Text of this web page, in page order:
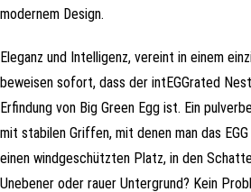
modernem Design.
Eleganz und Intelligenz, vereint in einem
beweisen sofort, dass der intEGGrated
Erfindung von Big Green Egg ist. Ein
mit stabilen Griffen, mit denen man das
einen windgeschützten Platz, in den
Unebener oder rauer Untergrund? Kein